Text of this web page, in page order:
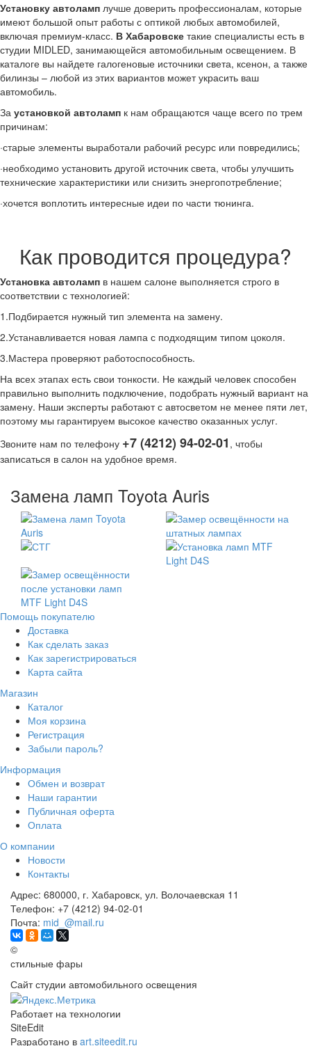
Установку автоламп лучше доверить профессионалам, которые
имеют большой опыт работы с оптикой любых автомобилей,
включая премиум-класс. В Хабаровске такие специалисты есть в
студии MIDLED, занимающейся автомобильным освещением. В
каталоге вы найдете галогеновые источники света, ксенон, а также
билинзы – любой из этих вариантов может украсить ваш
автомобиль.
За установкой автоламп к нам обращаются чаще всего по трем
причинам:
·старые элементы выработали рабочий ресурс или повредились;
·необходимо установить другой источник света, чтобы улучшить
технические характеристики или снизить энергопотребление;
·хочется воплотить интересные идеи по части тюнинга.
Как проводится процедура?
Установка автоламп в нашем салоне выполняется строго в
соответствии с технологией:
1.Подбирается нужный тип элемента на замену.
2.Устанавливается новая лампа с подходящим типом цоколя.
3.Мастера проверяют работоспособность.
На всех этапах есть свои тонкости. Не каждый человек способен
правильно выполнить подключение, подобрать нужный вариант на
замену. Наши эксперты работают с автосветом не менее пяти лет,
поэтому мы гарантируем высокое качество оказанных услуг.
Звоните нам по телефону +7 (4212) 94-02-01 , чтобы
записаться в салон на удобное время.
Замена ламп Toyota Auris
Помощь покупателю
Доставка
Как сделать заказ
Как зарегистрироваться
Карта сайта
Магазин
Каталог
Моя корзина
Регистрация
Забыли пароль?
Информация
Обмен и возврат
Наши гарантии
Публичная оферта
Оплата
О компании
Новости
Контакты
Адрес: 680000, г. Хабаровск, ул. Волочаевская 11
Телефон: +7 (4212) 94-02-01
Почта: mid_@mail.ru
©
стильные фары
Сайт студии автомобильного освещения
Работает на технологии
SiteEdit
Разработано в art.siteedit.ru